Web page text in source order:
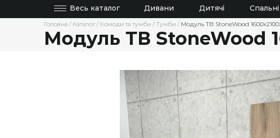
Весь каталог Дивани Дитячі Спальні
Головна / Каталог / Комоди та тумби / Тумби / Модуль ТВ StoneWood
Модуль ТВ StoneWood